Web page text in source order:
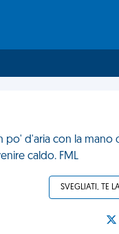
po' d'aria con la mano
caldo. FML
SVEGLIATI, TE